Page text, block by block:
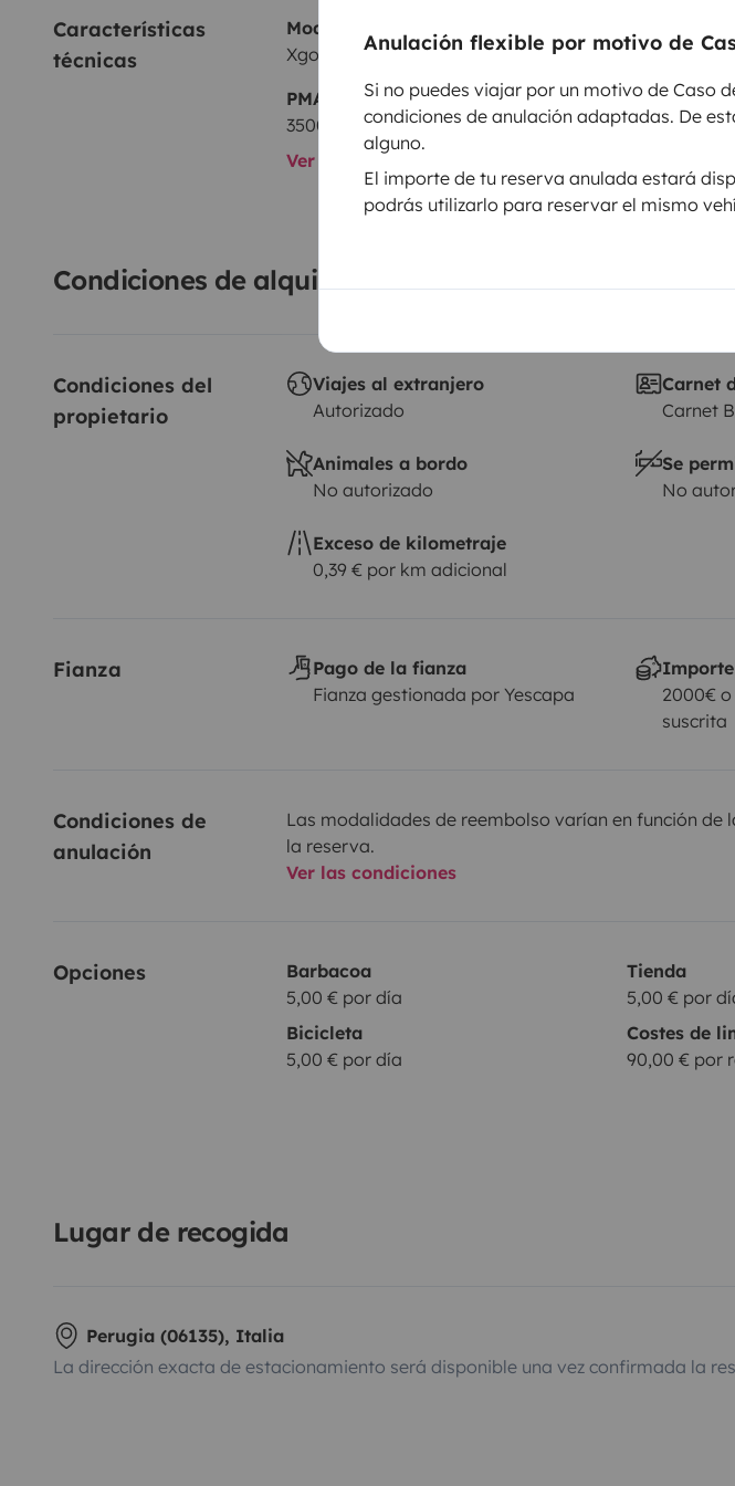
Anulación flexible por motivo de
Si no puedes viajar por un motivo de Caso
condiciones de anulación adaptadas. De
alguno.
El importe de tu reserva anulada estará
podrás utilizarlo para reservar el mismo
Características
técnicas
Modelo
Xgo Dynamic 35
2025
PMA:
3500 kg
Altura
3,2 m
Ver todas las características
Condiciones de alquiler
Condiciones del
propietario
Viajes al extranjero
Autorizado
Carnet
Carnet B
Animales a bordo
No autorizado
Se
No
Exceso de kilometraje
0,39 € por km adicional
Fianza
Pago de la fianza
Fianza gestionada por Yescapa
Importe
2000€
suscrita
Condiciones de
anulación
Las modalidades de reembolso varían en función de
la reserva.
Ver las condiciones
Opciones
Barbacoa
5,00 € por día
Tienda
5,00 € por
Bicicleta
5,00 € por día
Costes de
90,00 € por
Lugar de recogida
Perugia (06135), Italia
La dirección exacta de estacionamiento será disponible una vez confirmada la